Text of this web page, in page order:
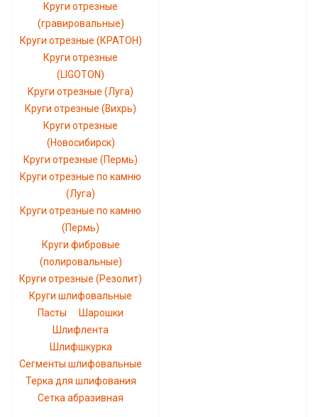
Круги отрезные
(гравировальные)
Круги отрезные (КРАТОН)
Круги отрезные
(LIGOTON)
Круги отрезные (Луга)
Круги отрезные (Вихрь)
Круги отрезные
(Новосибирск)
Круги отрезные (Пермь)
Круги отрезные по камню
(Луга)
Круги отрезные по камню
(Пермь)
Круги фибровые
(полировальные)
Круги отрезные (Резолит)
Круги шлифовальные
Пасты
Шарошки
Шлифлента
Шлифшкурка
Сегменты шлифовальные
Терка для шлифования
Сетка абразивная